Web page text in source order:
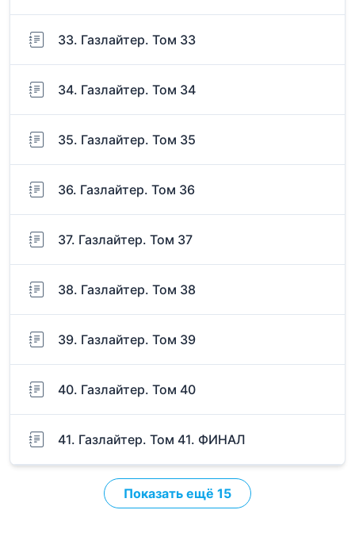
33. Газлайтер. Том 33
34. Газлайтер. Том 34
35. Газлайтер. Том 35
36. Газлайтер. Том 36
37. Газлайтер. Том 37
38. Газлайтер. Том 38
39. Газлайтер. Том 39
40. Газлайтер. Том 40
41. Газлайтер. Том 41. ФИНАЛ
Показать ещё 15